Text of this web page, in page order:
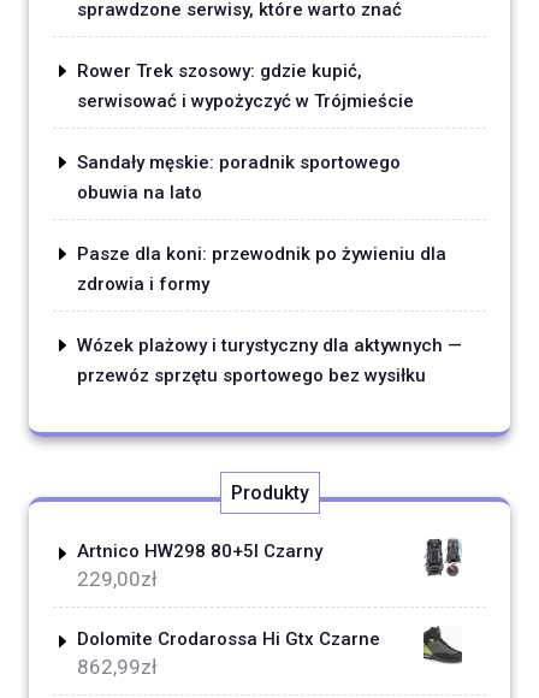
sprawdzone serwisy, które warto znać
Rower Trek szosowy: gdzie kupić,
serwisować i wypożyczyć w Trójmieście
Sandały męskie: poradnik sportowego
obuwia na lato
Pasze dla koni: przewodnik po żywieniu dla
zdrowia i formy
Wózek plażowy i turystyczny dla aktywnych —
przewóz sprzętu sportowego bez wysiłku
Produkty
Artnico HW298 80+5l Czarny
229,00zł
Dolomite Crodarossa Hi Gtx Czarne
862,99zł